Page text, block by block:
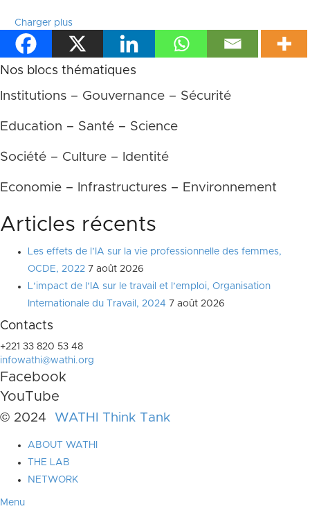
Charger plus
Nos blocs thématiques
Institutions – Gouvernance – Sécurité
Education – Santé – Science
Société – Culture – Identité
Economie – Infrastructures – Environnement
Articles récents
Les effets de l’IA sur la vie professionnelle des femmes,
OCDE, 2022 7 août 2026
L’impact de l’IA sur le travail et l’emploi, Organisation
Internationale du Travail, 2024 7 août 2026
Contacts
+221 33 820 53 48
infowathi@wathi.org
Facebook
YouTube
© 2024 WATHI Think Tank
ABOUT WATHI
THE LAB
NETWORK
Menu